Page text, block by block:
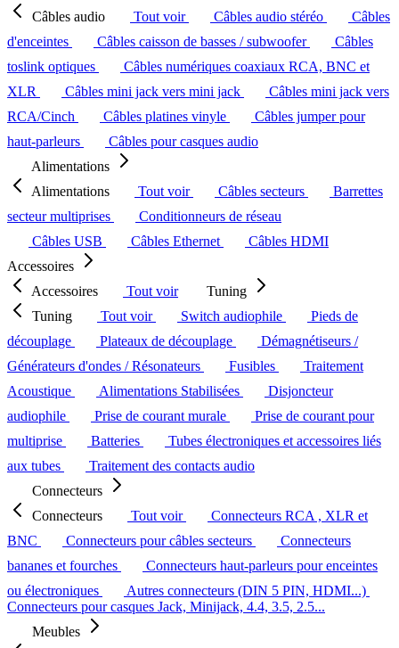
Câbles audio
Tout voir Câbles audio stéréo
Câbles
d'enceintes
Câbles caisson de basses / subwoofer
Câbles
toslink optiques
Câbles numériques coaxiaux RCA, BNC et
XLR
Câbles mini jack vers mini jack
Câbles mini jack vers
RCA/Cinch
Câbles platines vinyle
Câbles jumper pour
haut-parleurs
Câbles pour casques audio
Alimentations
Alimentations
Tout voir Câbles secteurs
Barrettes
secteur multiprises
Conditionneurs de réseau
Câbles USB
Câbles Ethernet
Câbles HDMI
Accessoires
Accessoires
Tout voir
Tuning
Tuning
Tout voir Switch audiophile
Pieds de
découplage
Plateaux de découplage
Démagnétiseurs /
Générateurs d'ondes / Résonateurs
Fusibles
Traitement
Acoustique
Alimentations Stabilisées
Disjoncteur
audiophile
Prise de courant murale
Prise de courant pour
multiprise
Batteries
Tubes électroniques et accessoires liés
aux tubes
Traitement des contacts audio
Connecteurs
Connecteurs
Tout voir
Connecteurs RCA , XLR et
BNC
Connecteurs pour câbles secteurs
Connecteurs
bananes et fourches
Connecteurs haut-parleurs pour enceintes
ou électroniques
Autres connecteurs (DIN 5 PIN, HDMI...)
Connecteurs pour casques Jack, Minijack, 4.4, 3.5, 2.5...
Meubles